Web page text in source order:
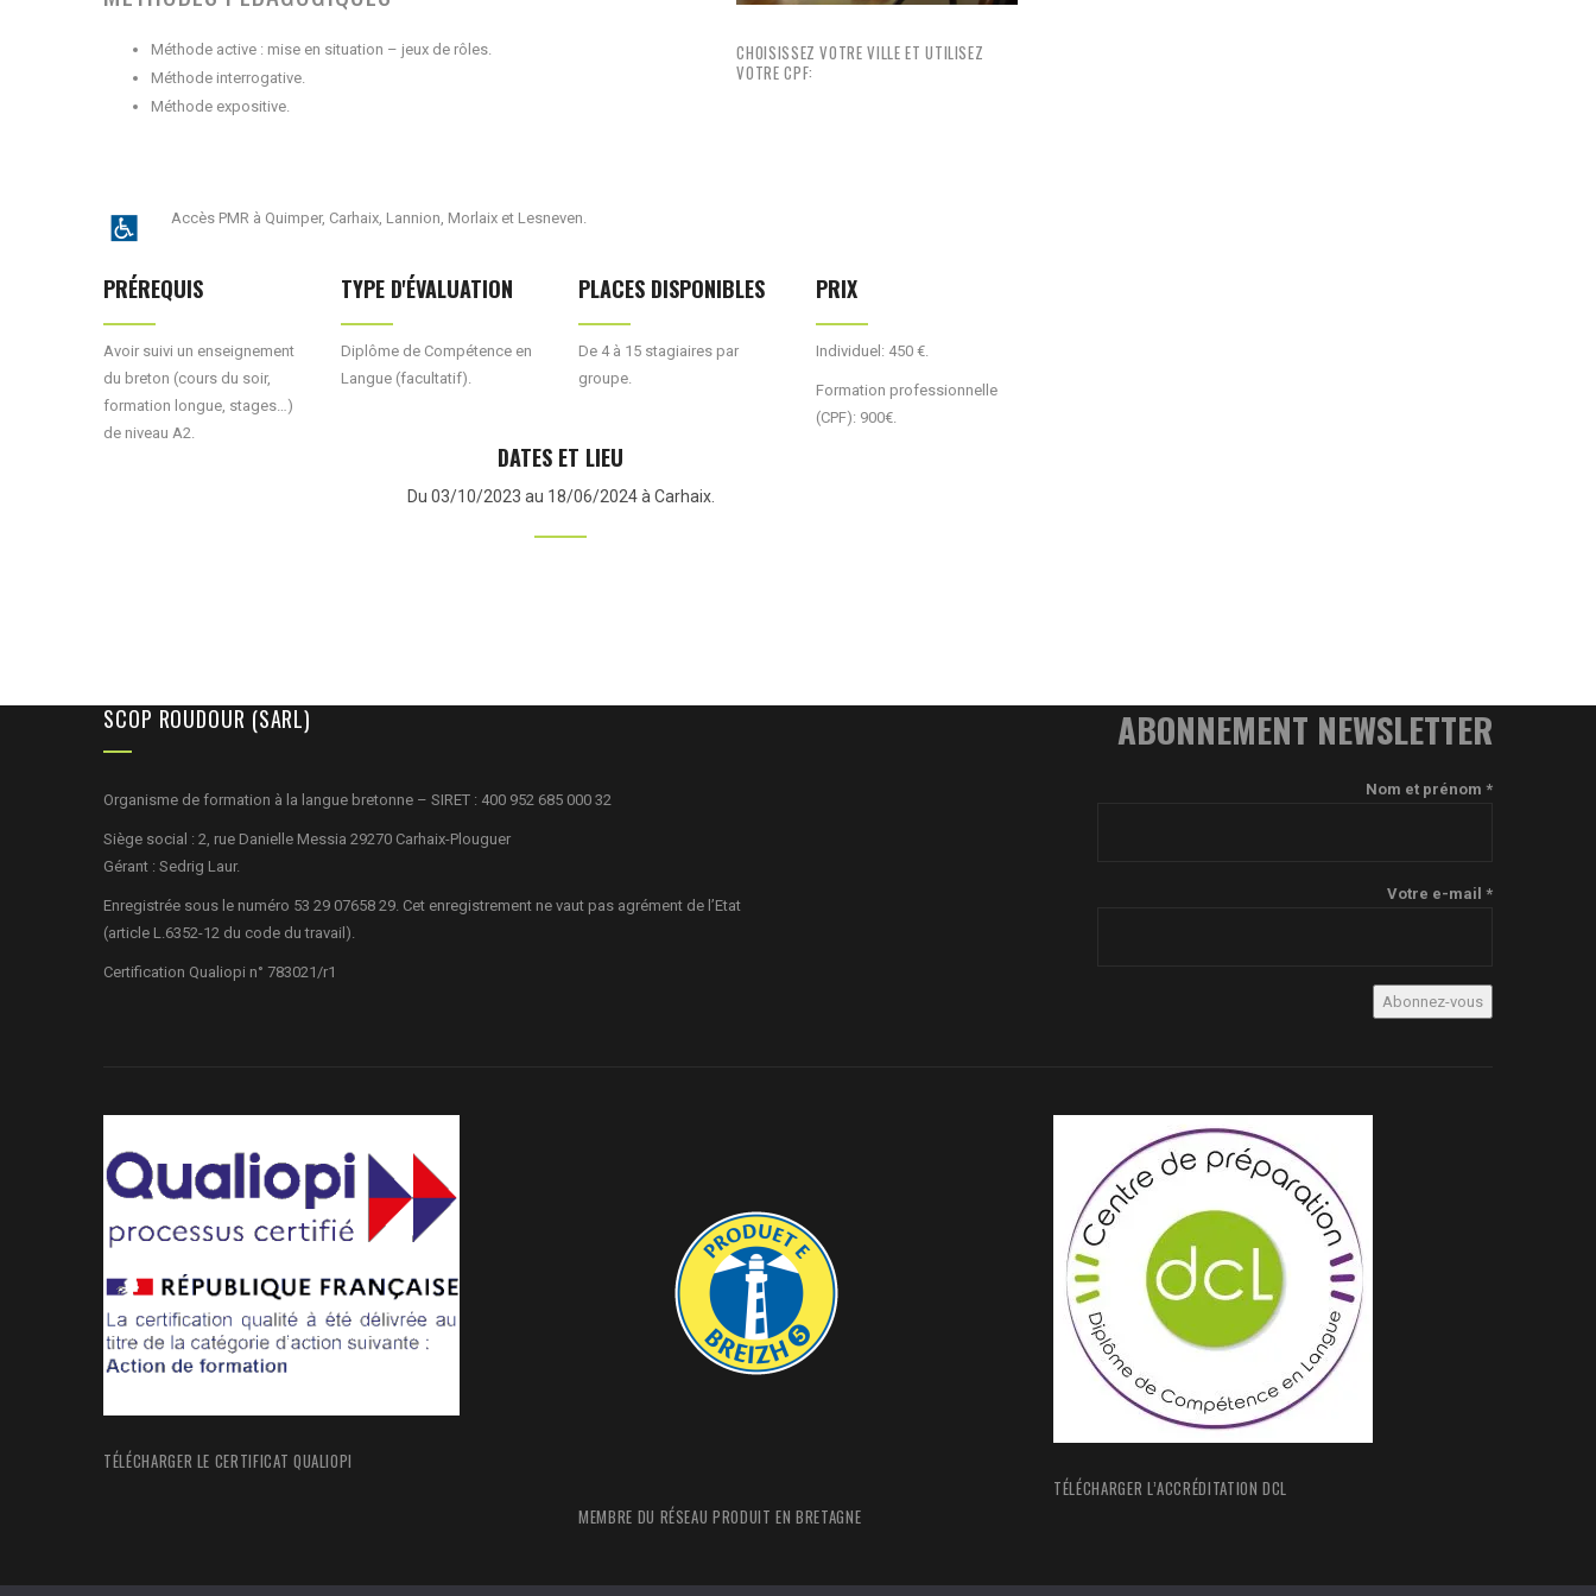
Méthode active : mise en situation – jeux de rôles.
Méthode interrogative.
Méthode expositive.
Accès PMR à Quimper, Carhaix, Lannion, Morlaix et Lesneven.
CHOISISSEZ VOTRE VILLE ET UTILISEZ
VOTRE CPF:
PRÉREQUIS
Avoir suivi un enseignement
du breton (cours du soir,
formation longue, stages…)
de niveau A2.
TYPE D'ÉVALUATION
Diplôme de Compétence en
Langue (facultatif).
PLACES DISPONIBLES
De 4 à 15 stagiaires par
groupe.
PRIX
Individuel: 450 €.
Formation professionnelle
(CPF): 900€.
DATES ET LIEU
Du 03/10/2023 au 18/06/2024 à Carhaix.
SCOP ROUDOUR (SARL)
Organisme de formation à la langue bretonne – SIRET : 400 952 685 000 32
Siège social : 2, rue Danielle Messia 29270 Carhaix-Plouguer
Gérant : Sedrig Laur.
Enregistrée sous le numéro 53 29 07658 29. Cet enregistrement ne vaut pas agrément de l’Etat
(article L.6352-12 du code du travail).
Certification Qualiopi n° 783021/r1
ABONNEMENT NEWSLETTER
Nom et prénom *
Votre e-mail *
TÉLÉCHARGER LE CERTIFICAT QUALIOPI
MEMBRE DU RÉSEAU PRODUIT EN BRETAGNE
TÉLÉCHARGER L’ACCRÉDITATION DCL